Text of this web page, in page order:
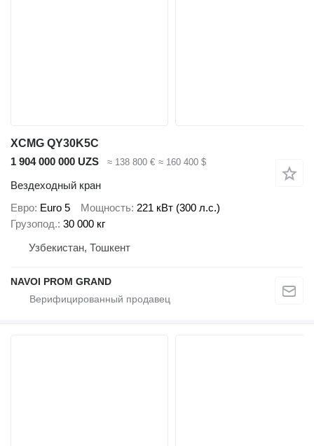
XCMG QY30K5C
1 904 000 000 UZS
≈ 138 800 € ≈ 160 400 $
Вездеходный кран
Евро Euro 5 Мощность 221 кВт (300 л.с.)
Грузопод. 30 000 кг
Узбекистан, Тошкент
NAVOI PROM GRAND